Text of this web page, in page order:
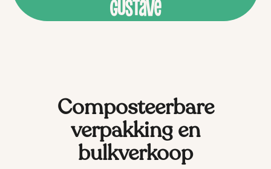
Composteerbare
verpakking en
bulkverkoop